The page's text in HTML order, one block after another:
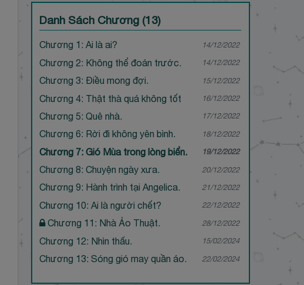
Danh Sách Chương (13)
Chương 1: Ai là ai? 14/12/2022
Chương 2: Không thể đoán trước. 14/12/2022
Chương 3: Điều mong đợi. 15/12/2022
Chương 4: Thật thà quá không tốt 16/12/2022
Chương 5: Quê nhà. 17/12/2022
Chương 6: Rời đi không yên bình. 18/12/2022
Chương 7: Gió Mùa trong lòng biển. 19/12/2022
Chương 8: Chuyện ngày xưa. 20/12/2022
Chương 9: Hành trình tại Angelica. 21/12/2022
Chương 10: Ai là người chết? 22/12/2022
Chương 11: Nhà Ảo Thuật. 28/12/2022
Chương 12: Nhìn thấu. 15/02/2024
Chương 13: Sóng gió may quần áo. 22/02/2024